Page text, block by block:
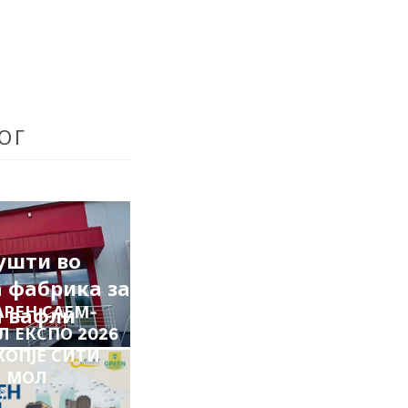
во
фабрика за
вафли
САЕМ-
ЕКСПО 2026
СИТИ
МОЛ